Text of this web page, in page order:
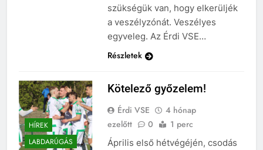
szükségük van, hogy elkerüljék
a veszélyzónát. Veszélyes
egyveleg. Az Érdi VSE…
Részletek
HÍREK
LABDARÚGÁS
Kötelező győzelem!
Érdi VSE
4 hónap
ezelőtt
0 1 perc
Április első hétvégéjén, csodás